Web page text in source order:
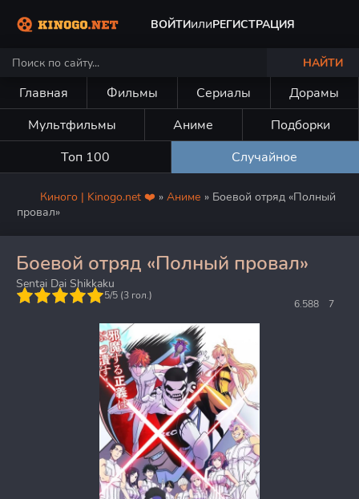
ВОЙТИилиРЕГИСТРАЦИЯ
НАЙТИ
Главная Фильмы Сериалы
Дорамы
Мультфильмы
Аниме
Подборки
Топ 100
Случайное
Киного | Kinogo.net ❤️ » Аниме » Боевой отряд «Полный
провал»
Боевой отряд «Полный провал»
Sentai Dai Shikkaku
6.588 7
5/5 (3 гол.)